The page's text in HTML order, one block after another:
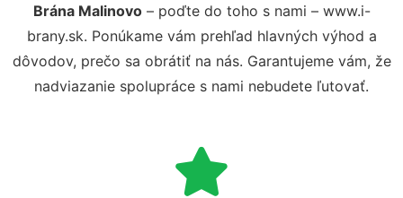
Brána Malinovo– poďte do toho s nami – www.i-
brany.sk. Ponúkame vám prehľad hlavných výhod a
dôvodov, prečo sa obrátiť na nás. Garantujeme vám, že
nadviazanie spolupráce s nami nebudete ľutovať.